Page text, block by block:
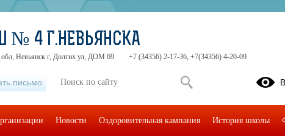
№ 4 Г.НЕВЬЯНСКА
обл, Невьянск г, Долгих ул, ДОМ 69 +7 (34356) 2-17-36, +7(34356) 4-20-09
письмо
Новости Оздоровительная кампания История школы